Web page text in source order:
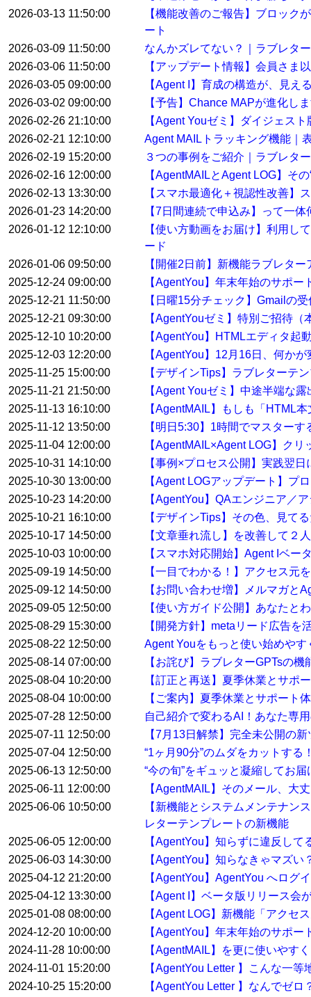
2026-03-13 11:50:00
【機能改善のご報告】ブロック
ート
2026-03-09 11:50:00
なんかズレてない？｜ラブレタ
2026-03-06 11:50:00
【アップデート情報】会員さま
2026-03-05 09:00:00
【Agent I】育成の構造が、見え
2026-03-02 09:00:00
【予告】Chance MAPが進化し
2026-02-26 21:10:00
【Agent Youゼミ】ダイジェス
2026-02-21 12:10:00
Agent MAILトラッキング機能｜
2026-02-19 15:20:00
３つの事例をご紹介｜ラブレタ
2026-02-16 12:00:00
【AgentMAILとAgent LOG】そ
2026-02-13 13:30:00
【スマホ最適化＋視認性改善】
2026-01-23 14:20:00
【7日間連続で申込み】って一
2026-01-12 12:10:00
【使い方動画をお届け】利用し
ード
2026-01-06 09:50:00
【開催2日前】新機能ラブレタ
2025-12-24 09:00:00
【AgentYou】年末年始のサポー
2025-12-21 11:50:00
【日曜15分チェック】Gmailの
2025-12-21 09:30:00
【AgentYouゼミ】特別ご招待
2025-12-10 10:20:00
【AgentYou】HTMLエディタ起
2025-12-03 12:20:00
【AgentYou】12月16日、何か
2025-11-25 15:00:00
【デザインTips】ラブレターテ
2025-11-21 21:50:00
【Agent Youゼミ】中途半端な
2025-11-13 16:10:00
【AgentMAIL】もしも「HTML
2025-11-12 13:50:00
【明日5:30】1時間でマスター
2025-11-04 12:00:00
【AgentMAIL×Agent LOG】ク
2025-10-31 14:10:00
【事例×プロセス公開】実践翌
2025-10-30 13:00:00
【Agent LOGアップデート】プ
2025-10-23 14:20:00
【AgentYou】QAエンジニア／
2025-10-21 16:10:00
【デザインTips】その色、見て
2025-10-17 14:50:00
【文章垂れ流し】を改善して２
2025-10-03 10:00:00
【スマホ対応開始】Agent Iベー
2025-09-19 14:50:00
【一目でわかる！】アクセス元
2025-09-12 14:50:00
【お問い合わせ増】メルマガと
2025-09-05 12:50:00
【使い方ガイド公開】あなたと
2025-08-29 15:30:00
【開発方針】metaリード広告を
2025-08-22 12:50:00
Agent Youをもっと使い始めや
2025-08-14 07:00:00
【お詫び】ラブレターGPTsの
2025-08-04 10:20:00
【訂正と再送】夏季休業とサポ
2025-08-04 10:00:00
【ご案内】夏季休業とサポート
2025-07-28 12:50:00
自己紹介で変わるAI！あなた専
2025-07-11 12:50:00
【7月13日解禁】完全未公開の
2025-07-04 12:50:00
“1ヶ月90分”のムダをカットす
2025-06-13 12:50:00
“今の旬”をギュッと凝縮してお
2025-06-11 12:00:00
【AgentMAIL】そのメール、大
2025-06-06 10:50:00
【新機能とシステムメンテナン
レターテンプレートの新機能
2025-06-05 12:00:00
【AgentYou】知らずに違反し
2025-06-03 14:30:00
【AgentYou】知らなきゃマズ
2025-04-12 21:20:00
【AgentYou】AgentYou へログ
2025-04-12 13:30:00
【Agent I】ベータ版リリース会
2025-01-08 08:00:00
【Agent LOG】新機能「アクセ
2024-12-20 10:00:00
【AgentYou】年末年始のサポー
2024-11-28 10:00:00
【AgentMAIL】を更に使いやす
2024-11-01 15:20:00
【AgentYou Letter 】こんな一
2024-10-25 15:20:00
【AgentYou Letter 】なんでゼ